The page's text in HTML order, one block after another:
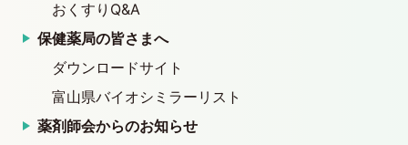
おくすりQ&A
保健薬局の皆さまへ
ダウンロードサイト
富山県バイオシミラーリスト
薬剤師会からのお知らせ